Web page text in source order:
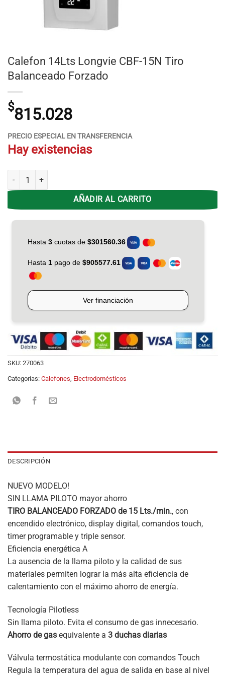
Calefon 14Lts Longvie CBF-15N Tiro
Balanceado Forzado
$815.028
PRECIO ESPECIAL EN TRANSFERENCIA
Hay existencias
Calefon 14Lts Longvie CBF-15N Tiro Balanceado Forzado cantidad
AÑADIR AL CARRITO
SKU: 270063
Categorías: Calefones Electrodomésticos
DESCRIPCIÓN
NUEVO MODELO!
SIN LLAMA PILOTO mayor ahorro
TIRO BALANCEADO FORZADO de 15 Lts./min., con
encendido electrónico, display digital, comandos touch,
timer programable y triple sensor.
Eficiencia energética A
La ausencia de la llama piloto y la calidad de sus
materiales permiten lograr la más alta eficiencia de
calentamiento con el máximo ahorro de energía.
Tecnología Pilotless
Sin llama piloto. Evita el consumo de gas innecesario.
Ahorro de gas equivalente a 3 duchas diarias
Válvula termostática modulante con comandos Touch
Regula la temperatura del agua de salida en base al nivel